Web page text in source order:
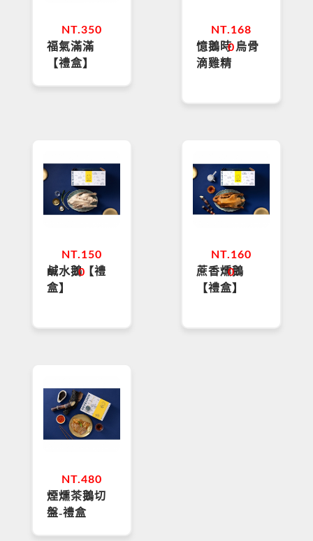
福氣滿滿
【禮盒】
NT.350
憶鵝時 烏骨
滴雞精
NT.168
0
鹹水鵝【禮
盒】
NT.150
0
蔗香燻鵝
【禮盒】
NT.160
0
煙燻茶鵝切
盤-禮盒
NT.480